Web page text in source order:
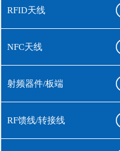
RFID天线
NFC天线
射频器件/板端
RF馈线/转接线